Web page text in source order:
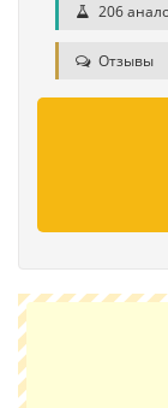
206
Отзывы